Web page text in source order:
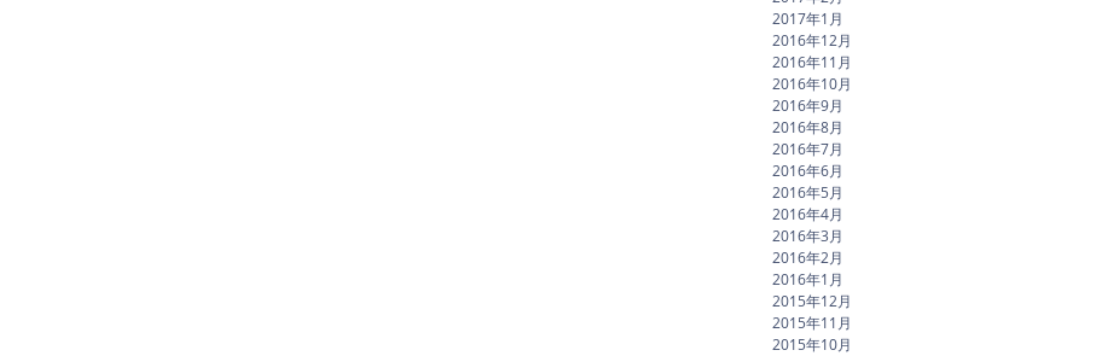
2017年1月
2016年12月
2016年11月
2016年10月
2016年9月
2016年8月
2016年7月
2016年6月
2016年5月
2016年4月
2016年3月
2016年2月
2016年1月
2015年12月
2015年11月
2015年10月